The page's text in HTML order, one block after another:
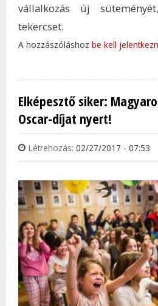
vállalkozás új
tekercset.
A hozzászóláshoz be kell
Elképesztő siker:
Oscar-díjat nyert!
Létrehozás: 02/27/2017 - 07:53